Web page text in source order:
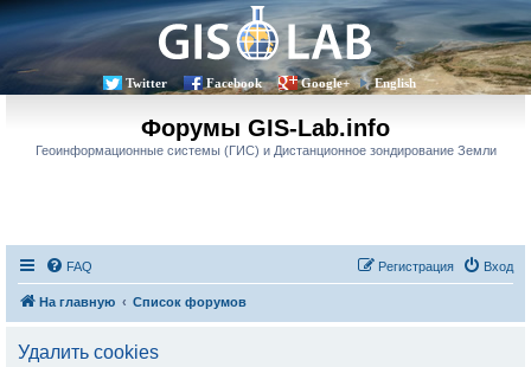
Twitter Facebook Google+ English
Форумы GIS-Lab.info
Геоинформационные системы (ГИС) и Дистанционное зондирование Земли
FAQ Вход
Регистрация
На главную Список форумов
Удалить cookies